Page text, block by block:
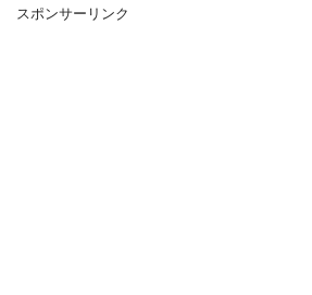
スポンサーリンク